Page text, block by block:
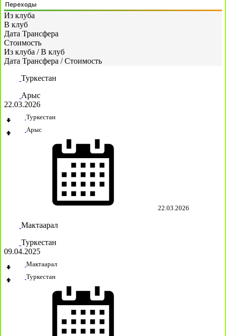
Переходы
Из клуба
В клуб
Дата Трансфера
Стоимость
Из клуба / В клуб
Дата Трансфера / Стоимость
Туркестан
Арыс
22.03.2026
Туркестан
Арыс
22.03.2026
Мактаарал
Туркестан
09.04.2025
Мактаарал
Туркестан